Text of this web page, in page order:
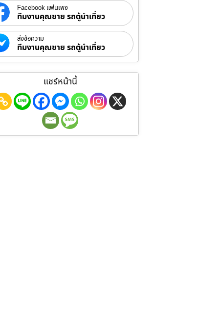
Facebook แฟนเพจ
ทีมงานคุณชาย รถตู้นำเที่ยว
ส่งข้อความ
ทีมงานคุณชาย รถตู้นำเที่ยว
แชร์หน้านี้